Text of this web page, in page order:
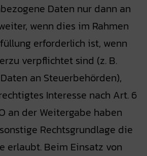
Daten nur dann an
wenn dies im Rahmen
erforderlich ist, wenn
verpflichtet sind (z. B.
an Steuerbehörden),
Interesse nach Art. 6
an der Weitergabe haben
Rechtsgrundlage die
erlaubt. Beim Einsatz von